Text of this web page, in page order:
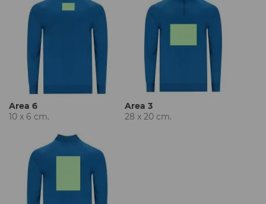
Area 6
10 x 6 cm.
Area 3
28 x 20 cm.